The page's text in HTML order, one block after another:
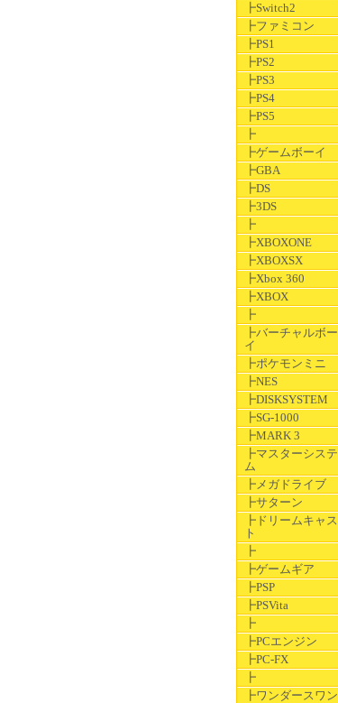
┣Switch2
┣ファミコン
┣PS1
┣PS2
┣PS3
┣PS4
┣PS5
┣
┣ゲームボーイ
┣GBA
┣DS
┣3DS
┣
┣XBOXONE
┣XBOXSX
┣Xbox 360
┣XBOX
┣
┣バーチャルボー
イ
┣ポケモンミニ
┣NES
┣DISKSYSTEM
┣SG-1000
┣MARK 3
┣マスターシステ
ム
┣メガドライブ
┣サターン
┣ドリームキャス
ト
┣
┣ゲームギア
┣PSP
┣PSVita
┣
┣PCエンジン
┣PC-FX
┣
┣ワンダースワン